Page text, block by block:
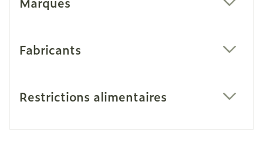
Fabricants
Restrictions alimentaires